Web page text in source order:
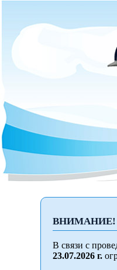
ВНИМАНИЕ!
В связи с
23.07.2026 г.